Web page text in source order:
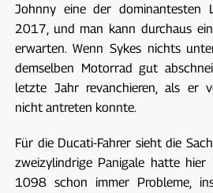
Johnny eine der dominantesten
2017, und man kann durchaus
erwarten. Wenn Sykes nichts
demselben Motorrad gut
letzte Jahr revanchieren, als er
nicht antreten konnte.
Für die Ducati-Fahrer sieht die
zweizylindrige Panigale hatte
1098 schon immer Probleme,